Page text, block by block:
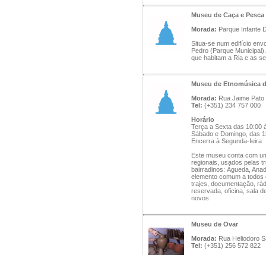
Museu de Caça e Pesca
Morada: Parque Infante
Situa-se num edifício
Pedro (Parque
que habitam a Ria e as
Museu de Etnomúsica
Morada: Rua Jaime
Tel: (+351) 234 757 000
Horário
Terça a Sexta das 10:00
Sábado e Domingo, das
Encerra à Segunda-feira
Este museu conta com
regionais, usados pelas
bairradinos: Águeda,
elemento comum a
trajes, documentação,
reservada, oficina, sala
novos.
Museu de Ovar
Morada: Rua Heliodoro
Tel: (+351) 256 572 822